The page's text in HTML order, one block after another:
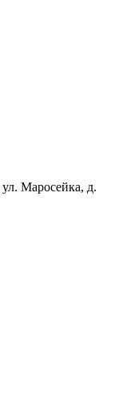
ул. Маросейка, д.